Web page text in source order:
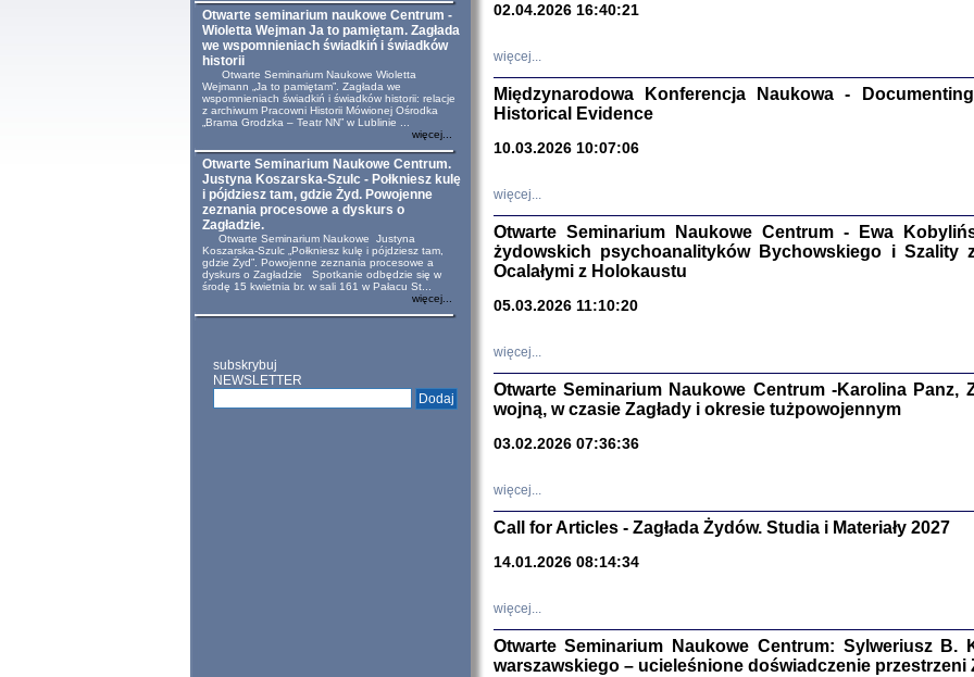
Otwarte seminarium naukowe Centrum -
Wioletta Wejman Ja to pamiętam. Zagłada
we wspomnieniach świadkiń i świadków
historii
Otwarte Seminarium Naukowe Wioletta
Wejmann „Ja to pamiętam”. Zagłada we
wspomnieniach świadkiń i świadków historii: relacje
z archiwum Pracowni Historii Mówionej Ośrodka
„Brama Grodzka – Teatr NN” w Lublinie ...
więcej...
Otwarte Seminarium Naukowe Centrum.
Justyna Koszarska-Szulc - Połkniesz kulę
i pójdziesz tam, gdzie Żyd. Powojenne
zeznania procesowe a dyskurs o
Zagładzie.
Otwarte Seminarium Naukowe Justyna
Koszarska-Szulc „Połkniesz kulę i pójdziesz tam,
gdzie Żyd”. Powojenne zeznania procesowe a
dyskurs o Zagładzie Spotkanie odbędzie się w
środę 15 kwietnia br. w sali 161 w Pałacu St...
więcej...
subskrybuj
NEWSLETTER
Zagłada
Studia i
nr 17, R. 2021
NIE WIEMY CO
Dziennik
Sewek
02.04.2026 16:40:21
więcej...
Międzynarodowa Konferencja Naukowa -
Historical Evidence
10.03.2026 10:07:06
więcej...
Otwarte Seminarium Naukowe Centrum - Ewa
żydowskich psychoanalityków Bychowskiego i
Ocalałymi z Holokaustu
05.03.2026 11:10:20
więcej...
Otwarte Seminarium Naukowe Centrum -Karolina Panz,
wojną, w czasie Zagłady i okresie tużpowojennym
03.02.2026 07:36:36
więcej...
Call for Articles - Zagłada Żydów. Studia i Materiały 2027
14.01.2026 08:14:34
więcej...
Otwarte Seminarium Naukowe Centrum: Sylweriusz B.
warszawskiego – ucieleśnione doświadczenie przestrzeni